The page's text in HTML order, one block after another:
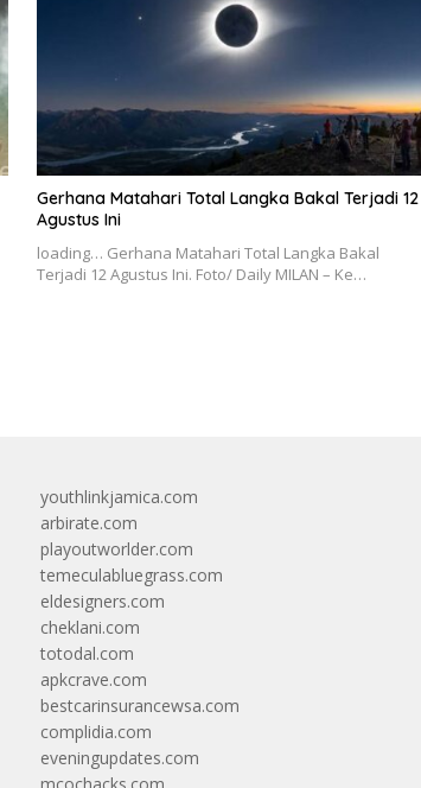
Gerhana Matahari Total Langka Bakal Terjadi 12
Agustus Ini
loading… Gerhana Matahari Total Langka Bakal
Terjadi 12 Agustus Ini. Foto/ Daily MILAN – Ke…
youthlinkjamica.com
arbirate.com
playoutworlder.com
temeculabluegrass.com
eldesigners.com
cheklani.com
totodal.com
apkcrave.com
bestcarinsurancewsa.com
complidia.com
eveningupdates.com